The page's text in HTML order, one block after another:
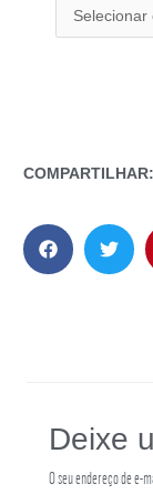
COMPARTILHAR:
Deixe
O seu endereço de e-